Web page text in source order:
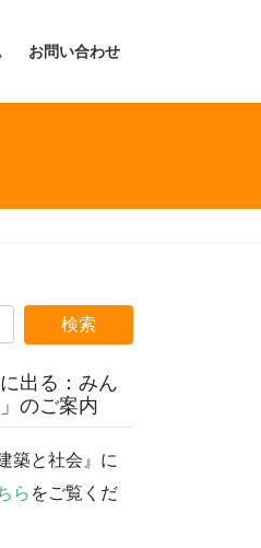
お問い合わせ
出る：みん
のご案内
築と社会』に
ら をご覧くだ